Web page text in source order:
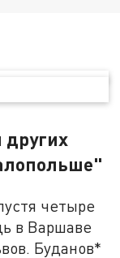
других
четыре
в Варшаве
Буданов*